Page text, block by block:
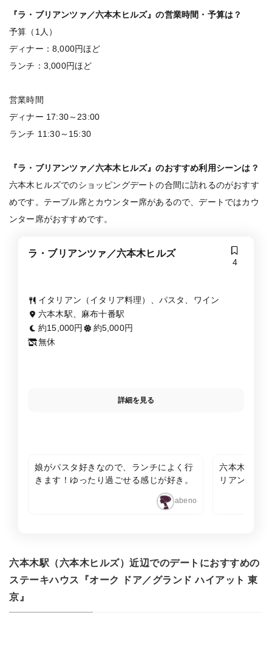
『ラ・ブリアンツァ／六本木ヒルズ』の営業時間・予算は？
予算（1人）
ディナー：8,000円ほど
ランチ：3,000円ほど
営業時間
ディナー 17:30～23:00
ランチ 11:30～15:30
『ラ・ブリアンツァ／六本木ヒルズ』のおすすめ利用シーンは？
六本木ヒルズでのショッピングデートの合間に訪れるのがおすす
めです。テーブル席とカウンター席があるので、デートではカウ
ンター席がおすすめです。
ラ・ブリアンツァ／六本木ヒルズ
4
イタリアン（イタリア料理）、パスタ、ワイン
六本木駅、麻布十番駅
約15,000円
約5,000円
無休
詳細を見る
娘がパスタ好きなので、ランチによく行
きます！ゆったり過ごせる感じが好き。
abeno
六本木ヒル
リアン。エ
六本木駅（六本木ヒルズ）近辺でのデートにおすすめの
ステーキハウス『オーク ドア／グランド ハイアット 東
京』